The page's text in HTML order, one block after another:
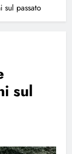
sul passato
sul